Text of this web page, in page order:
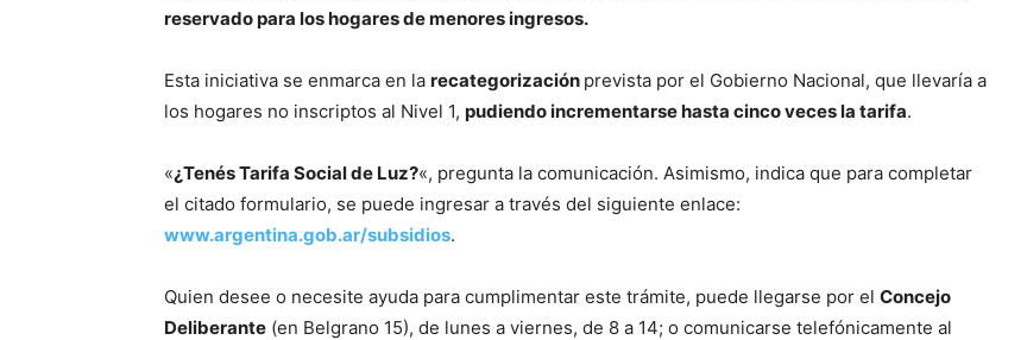
reservado para los hogares de menores ingresos.
Esta iniciativa se enmarca en la recategorización prevista por el Gobierno Nacional, que llevaría a
los hogares no inscriptos al Nivel 1, pudiendo incrementarse hasta cinco veces la tarifa.
«¿Tenés Tarifa Social de Luz?«, pregunta la comunicación. Asimismo, indica que para completar
el citado formulario, se puede ingresar a través del siguiente enlace:
www.argentina.gob.ar/subsidios.
Quien desee o necesite ayuda para cumplimentar este trámite, puede llegarse por el Concejo
Deliberante (en Belgrano 15), de lunes a viernes, de 8 a 14; o comunicarse telefónicamente al